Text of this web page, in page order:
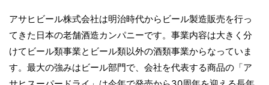
アサヒビール株式会社は明治時代からビール製造販売を行っ
てきた日本の老舗酒造カンパニーです。事業内容は大きく分
けてビール類事業とビール類以外の酒類事業からなっていま
す。最大の強みはビール部門で、会社を代表する商品の「ア